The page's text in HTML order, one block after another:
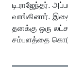
டி.ராஜேந்தர்.
வாங்கினார். இதை
தனக்கு ஒரு
சம்பளத்தை